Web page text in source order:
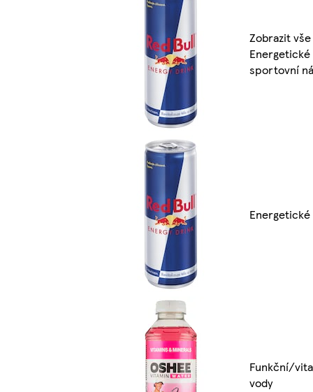
Zobrazit
Energetické
sportovní
Funkční/
vody